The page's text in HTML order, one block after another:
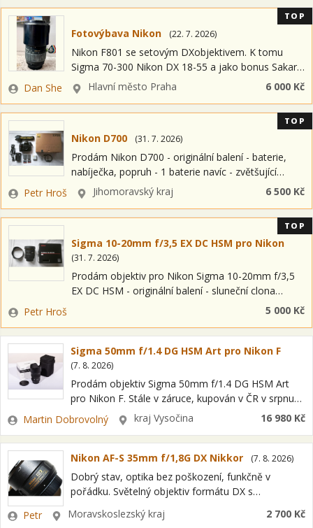
Fotovýbava Nikon (22. 7. 2026)
Nikon F801 se setovým DXobjektivem. K tomu
Sigma 70-300 Nikon DX 18-55 a jako bonus Sakar?
35-70 K tomu tiskárnu Epson expresion Premium
XP 6000 Prodávám nejraději jako kompletní…
Zadavatel
Dan She LokalitaHlavní město Praha 6 000 Kč
TOP
Nikon D700 (31. 7. 2026)
Prodám Nikon D700 - originální balení - baterie,
nabíječka, popruh - 1 baterie navíc - zvětšující
okulárová čočka DK-17M - paměťová karta CF
SanDisk ultra II 8GB -…
Zadavatel
Petr Hroš LokalitaJihomoravský kraj 6 500 Kč
TOP
Sigma 10-20mm f/3,5 EX DC HSM pro Nikon
(31. 7. 2026)
Prodám objektiv pro Nikon Sigma 10-20mm f/3,5
EX DC HSM - originální balení - sluneční clona
Výborný stav, plně funkční Stav 1B Cena 5000 Kč ---
Zadavatel
Petr Hroš 5 000 Kč
TOP
Sigma 50mm f/1.4 DG HSM Art pro Nikon F
(7. 8. 2026)
Prodám objektiv Sigma 50mm f/1.4 DG HSM Art
pro Nikon F. Stále v záruce, kupován v ČR v srpnu
2021. Perfektní stav, skvěle ostrá vysoce světelná
padesátka s…
Zadavatel
Martin Dobrovolný Lokalitakraj Vysočina 16 980 Kč
Nikon AF-S 35mm f/1,8G DX Nikkor (7. 8. 2026)
Dobrý stav, optika bez poškození, funkčně v
pořádku. Světelný objektiv formátu DX s
kinofilmu: 52,5mm). Vysoká světelnost f/1,8.
Zadavatel
Petr LokalitaMoravskoslezský kraj 2 700 Kč